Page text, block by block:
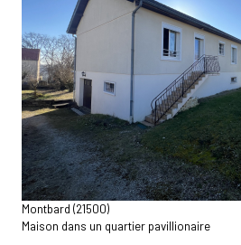
voir le bien
Montbard (21500)
Maison dans un quartier pavillionaire